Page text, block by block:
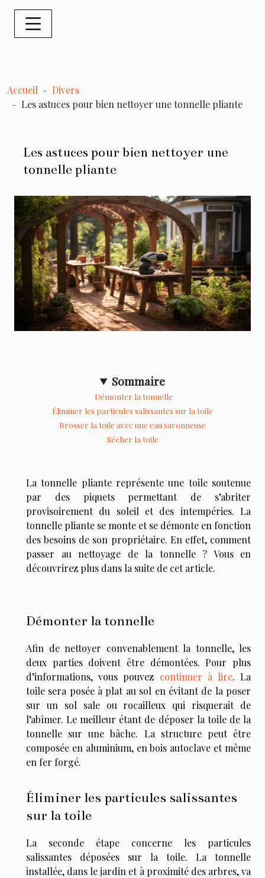
Accueil
Divers
Les astuces pour bien nettoyer une tonnelle pliante
Les astuces pour bien nettoyer une
tonnelle pliante
Sommaire
Démonter la tonnelle
Éliminer les particules salissantes sur la toile
Brosser la toile avec une eau savonneuse
Sécher la toile
La tonnelle pliante représente une toile soutenue
par des piquets permettant de s’abriter
provisoirement du soleil et des intempéries. La
tonnelle pliante se monte et se démonte en fonction
des besoins de son propriétaire. En effet, comment
passer au nettoyage de la tonnelle ? Vous en
découvrirez plus dans la suite de cet article.
Démonter la tonnelle
Afin de nettoyer convenablement la tonnelle, les
deux parties doivent être démontées. Pour plus
d’informations, vous pouvez continuer à lire. La
toile sera posée à plat au sol en évitant de la poser
sur un sol sale ou rocailleux qui risquerait de
l’abîmer. Le meilleur étant de déposer la toile de la
tonnelle sur une bâche. La structure peut être
composée en aluminium, en bois autoclave et même
en fer forgé.
Éliminer les particules salissantes
sur la toile
La seconde étape concerne les particules
salissantes déposées sur la toile. La tonnelle
installée, dans le jardin et à proximité des arbres, va